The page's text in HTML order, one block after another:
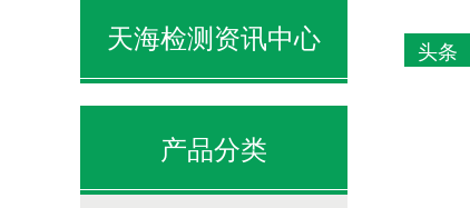
头条
天海检测资讯中心
产品分类